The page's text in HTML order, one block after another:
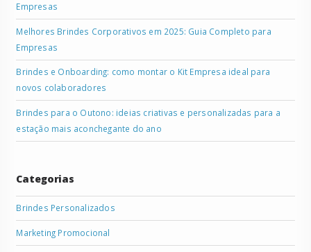
Empresas
Melhores Brindes Corporativos em 2025: Guia Completo para
Empresas
Brindes e Onboarding: como montar o Kit Empresa ideal para
novos colaboradores
Brindes para o Outono: ideias criativas e personalizadas para a
estação mais aconchegante do ano
Categorias
Brindes Personalizados
Marketing Promocional